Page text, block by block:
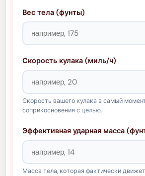
Вес тела (фунты)
Скорость кулака (миль/ч)
Скорость вашего кулака в самый
соприкосновения с целью.
Эффективная ударная масса
Масса тела, которая фактически